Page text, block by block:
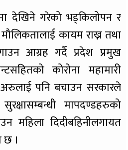
देखिने गरेको भड्किलोपन र
कायम राख्न तथा
आग्रह गर्दै प्रदेश प्रमुख
कोरोना महामारी
पनि बचाउन सरकारले
मापदण्डहरुको
महिला दिदीबहिनीलगायत
छ ।